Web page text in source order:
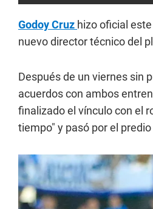
Godoy Cruz hizo oficial
nuevo director técnico del
Después de un viernes sin
acuerdos con ambos
finalizado el vínculo con el
tiempo" y pasó por el